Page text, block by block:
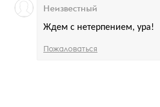
Ждем с нетерпением, ура!
Неизвестный
Пожаловаться